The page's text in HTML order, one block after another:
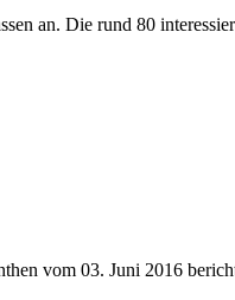
an. Die rund 80
vom 03. Juni 2016